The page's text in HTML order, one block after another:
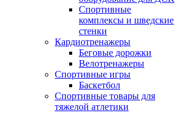
Спортивные
комплексы и шведские
стенки
Кардиотренажеры
Беговые дорожки
Велотренажеры
Спортивные игры
Баскетбол
Спортивные товары для
тяжелой атлетики